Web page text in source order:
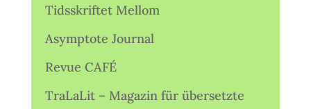
Tidsskriftet Mellom
Asymptote Journal
Revue CAFÉ
TraLaLit – Magazin für übersetzte